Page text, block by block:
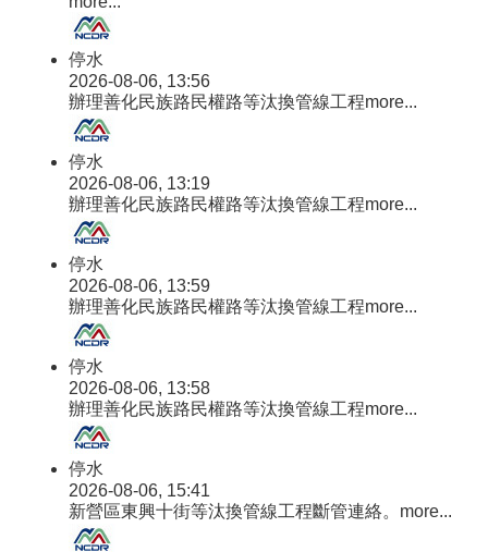
停水
2026-08-06, 13:56
辦理善化民族路民權路等汰換管線工程more...
停水
2026-08-06, 13:19
辦理善化民族路民權路等汰換管線工程more...
停水
2026-08-06, 13:59
辦理善化民族路民權路等汰換管線工程more...
停水
2026-08-06, 13:58
辦理善化民族路民權路等汰換管線工程more...
停水
2026-08-06, 15:41
新營區東興十街等汰換管線工程斷管連絡。 more...